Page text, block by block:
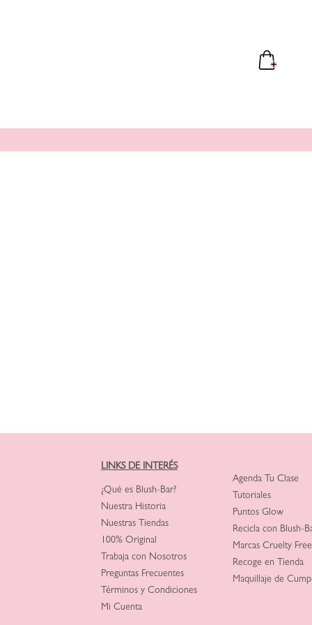
LINKS DE INTERÉS
¿Qué es Blush-Bar?
Nuestra Historia
Nuestras Tiendas
100% Original
Trabaja con Nosotros
Preguntas Frecuentes
Términos y Condiciones
Mi Cuenta
Agenda Tu Clase
Tutoriales
Puntos Glow
Recicla con Blush-
Marcas Cruelty Free
Recoge en Tienda
Maquillaje de